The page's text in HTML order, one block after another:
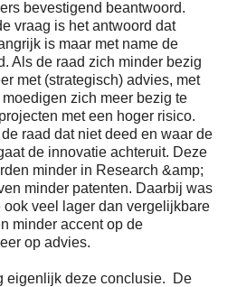
bevestigend beantwoord.
vraag is het antwoord dat
is maar met name de
Als de raad zich minder bezig
met (strategisch) advies, met
zich meer bezig te
met een hoger risico.
raad dat niet deed en waar de
de innovatie achteruit. Deze
minder in Research &amp;
minder patenten. Daarbij was
veel lager dan vergelijkbare
minder accent op de
op advies.
eigenlijk deze conclusie.
De